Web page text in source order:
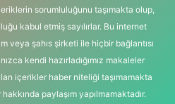
sorumluluğunu taşımakta olup,
kabul etmiş sayılırlar. Bu internet
veya şahıs şirketi ile hiçbir bağlantısı
kendi hazırladığımız makaleler
içerikler haber niteliği taşımamakta
paylaşım yapılmamaktadır.